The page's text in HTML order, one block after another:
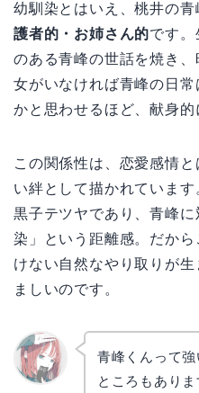
幼馴染とはいえ、桃井の
護者的・お姉さん的です。
のある青峰の世話を焼き
女がいなければ青峰の日
かと思わせるほど、献身的
この関係性は、恋愛感情
い絆として描かれていま
黒子テツヤであり、青峰
染」という距離感。だか
けない自然なやり取りが
ましいのです。
青峰くんって
ところもあり